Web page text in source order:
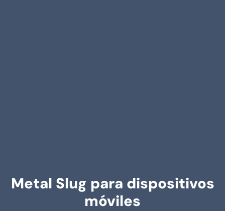
Metal Slug para dispositivos
móviles